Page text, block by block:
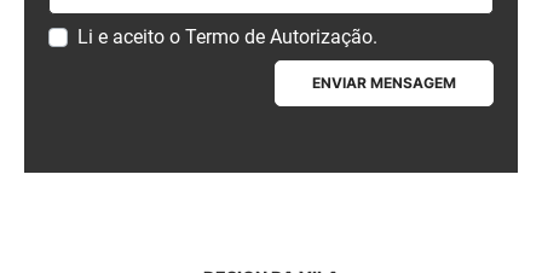
Li e aceito o Termo de Autorização.
ENVIAR MENSAGEM